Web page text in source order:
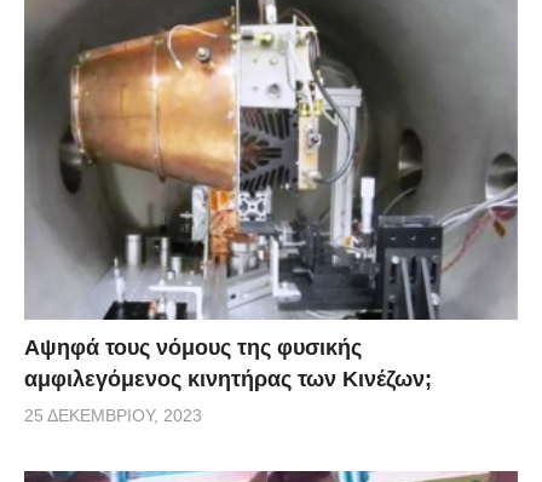
Αψηφά τους νόμους της φυσικής
αμφιλεγόμενος κινητήρας των Κινέζων;
25 ΔΕΚΕΜΒΡΊΟΥ, 2023